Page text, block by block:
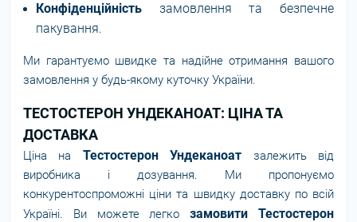
Конфіденційність замовлення та безпечне
пакування.
Ми гарантуємо швидке та надійне отримання вашого
замовлення у будь-якому куточку України.
ТЕСТОСТЕРОН УНДЕКАНОАТ: ЦІНА ТА
ДОСТАВКА
Ціна на Тестостерон Ундеканоат
залежить від
виробника і дозування. Ми пропонуємо
конкурентоспроможні ціни та швидку доставку по всій
Україні. Ви можете легкозамовити Тестостерон